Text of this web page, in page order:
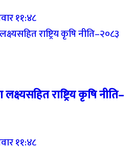
११:४८
राष्ट्रिय कृषि नीति–
११:४८